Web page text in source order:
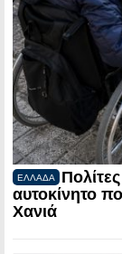
ΕΛΛΑΔΑ
αυτοκίνητο
Χανιά